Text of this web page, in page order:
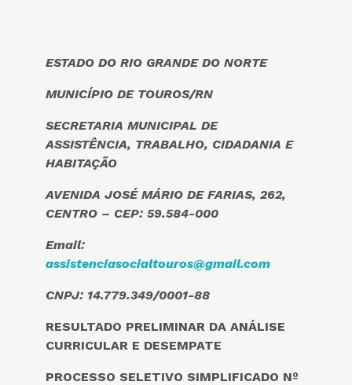
ESTADO DO RIO GRANDE DO NORTE
MUNICÍPIO DE TOUROS/RN
SECRETARIA MUNICIPAL DE
ASSISTÊNCIA, TRABALHO, CIDADANIA E
HABITAÇÃO
AVENIDA JOSÉ MÁRIO DE FARIAS, 262,
CENTRO – CEP: 59.584-000
Email:
assistenciasocialtouros@gmail.com
CNPJ: 14.779.349/0001-88
RESULTADO PRELIMINAR DA ANÁLISE
CURRICULAR E DESEMPATE
PROCESSO SELETIVO SIMPLIFICADO Nº